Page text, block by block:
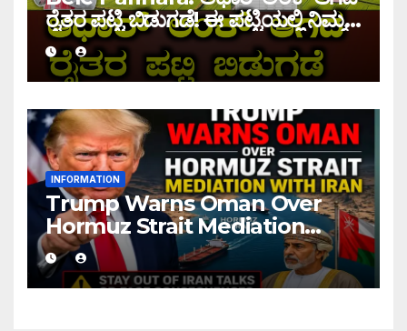
ರೈತರ ಪಟ್ಟಿ ಬಿಡುಗಡೆ! ಈ ಪಟ್ಟಿಯಲ್ಲಿ ನಿಮ್ಮ
ಹೆಸರು ಇದ್ದರೆ ನಿಮಗೆ ಹಣ ಜಮಾ ಆಗಲ್ಲ !
INFORMATION
Trump Warns Oman Over
Hormuz Strait Mediation
With Iran